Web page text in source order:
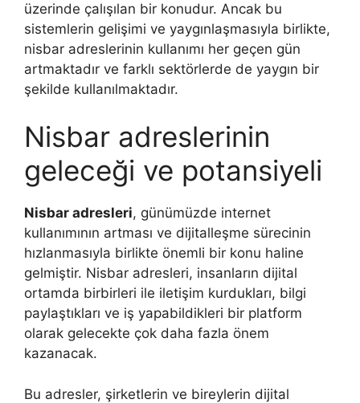
üzerinde çalışılan bir konudur. Ancak bu
sistemlerin gelişimi ve yaygınlaşmasıyla birlikte,
nisbar adreslerinin kullanımı her geçen gün
artmaktadır ve farklı sektörlerde de yaygın bir
şekilde kullanılmaktadır.
Nisbar adreslerinin
geleceği ve potansiyeli
Nisbar adresleri, günümüzde internet
kullanımının artması ve dijitalleşme sürecinin
hızlanmasıyla birlikte önemli bir konu haline
gelmiştir. Nisbar adresleri, insanların dijital
ortamda birbirleri ile iletişim kurdukları, bilgi
paylaştıkları ve iş yapabildikleri bir platform
olarak gelecekte çok daha fazla önem
kazanacak.
Bu adresler, şirketlerin ve bireylerin dijital